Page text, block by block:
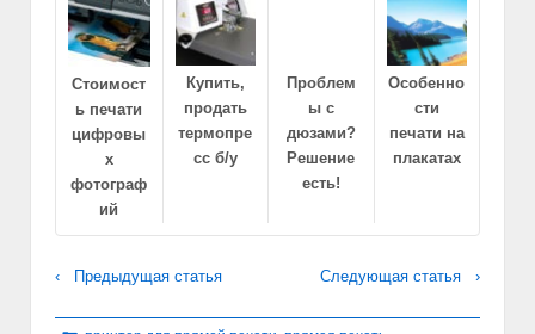
Стоимост
ь печати
цифровы
х
фотограф
ий
Купить,
продать
термопре
сс б/у
Проблем
ы с
дюзами?
Решение
есть!
Особенно
сти
печати на
плакатах
‹ Предыдущая статья Следующая статья ›